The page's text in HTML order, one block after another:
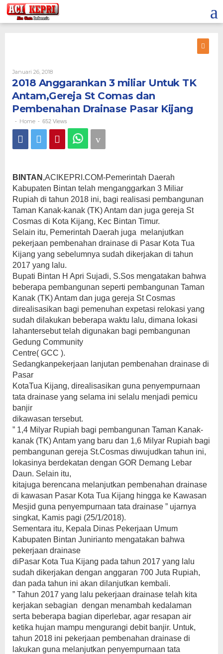
Lewati
ke
konten
Januari 26, 2018Oleh
2018 Anggarankan 3 miliar Untuk TK
Antam,Gereja St Comas dan
Pembenahan Drainase Pasar Kijang
- Home - 652 Views
BINTAN ,ACIKEPRI.COM-Pemerintah Daerah
Kabupaten Bintan telah menganggarkan 3 Miliar
Rupiah di tahun 2018 ini, bagi realisasi pembangunan
Taman Kanak-kanak (TK) Antam dan juga gereja St
Cosmas di Kota Kijang, Kec Bintan Timur.
Selain itu, Pemerintah Daerah juga melanjutkan
pekerjaan pembenahan drainase di Pasar Kota Tua
Kijang yang sebelumnya sudah dikerjakan di tahun
2017 yang lalu.
Bupati Bintan H Apri Sujadi, S.Sos mengatakan bahwa
beberapa pembangunan seperti pembangunan Taman
Kanak (TK) Antam dan juga gereja St Cosmas
direalisasikan bagi pemenuhan expetasi relokasi yang
sudah dilakukan beberapa waktu lalu, dimana lokasi
lahantersebut telah digunakan bagi pembangunan
Gedung Community
Centre( GCC ).
Sedangkanpekerjaan lanjutan pembenahan drainase di
Pasar
KotaTua Kijang, direalisasikan guna penyempurnaan
tata drainase yang selama ini selalu menjadi pemicu
banjir
dikawasan tersebut.
” 1,4 Milyar Rupiah bagi pembangunan Taman Kanak-
kanak (TK) Antam yang baru dan 1,6 Milyar Rupiah bagi
pembangunan gereja St.Cosmas diwujudkan tahun ini,
lokasinya berdekatan dengan GOR Demang Lebar
Daun. Selain itu,
kitajuga berencana melanjutkan pembenahan drainase
di kawasan Pasar Kota Tua Kijang hingga ke Kawasan
Mesjid guna penyempurnaan tata drainase ” ujarnya
singkat, Kamis pagi (25/1/2018).
Sementara itu, Kepala Dinas Pekerjaan Umum
Kabupaten Bintan Junirianto mengatakan bahwa
pekerjaan drainase
diPasar Kota Tua Kijang pada tahun 2017 yang lalu
sudah dikerjakan dengan anggaran 700 Juta Rupiah,
dan pada tahun ini akan dilanjutkan kembali.
” Tahun 2017 yang lalu pekerjaan drainase telah kita
kerjakan sebagian dengan menambah kedalaman
serta beberapa bagian diperlebar, agar resapan air
ketika hujan mampu mengurangi debit banjir. Untuk,
tahun 2018 ini pekerjaan pembenahan drainase di
lakukan guna melanjutkan penyempurnaan tata